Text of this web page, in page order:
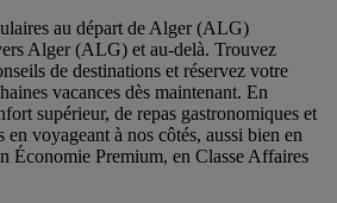
au départ de Alger (ALG)
Alger (ALG) et au-delà. Trouvez
de destinations et réservez votre
vacances dès maintenant. En
supérieur, de repas gastronomiques et
en voyageant à nos côtés, aussi bien en
Économie Premium, en Classe Affaires